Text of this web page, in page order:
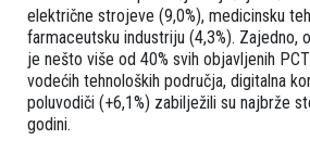
električne strojeve (9,0%), medicinsku
farmaceutsku industriju (4,3%). Zajedno,
je nešto više od 40% svih objavljenih
vodećih tehnoloških područja, digitalna
poluvodiči (+6,1%) zabilježili su najbrže
godini.